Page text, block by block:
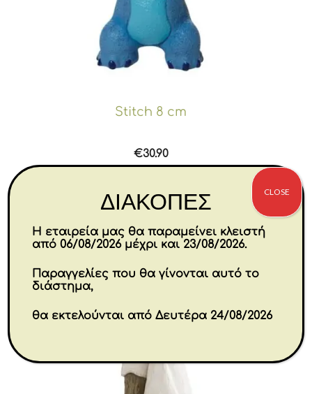
Stitch 8 cm
€30.90
Αγορά
ΔΙΑΚΟΠΕΣ
Η εταιρεία μας θα παραμείνει κλειστή
από 06/08/2026 μέχρι και 23/08/2026.
Παραγγελίες που θα γίνονται αυτό το
διάστημα,
θα εκτελούνται από Δευτέρα 24/08/2026
CLOSE